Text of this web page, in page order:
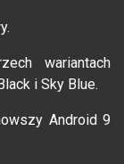
wariantach
i Sky Blue.
Android 9